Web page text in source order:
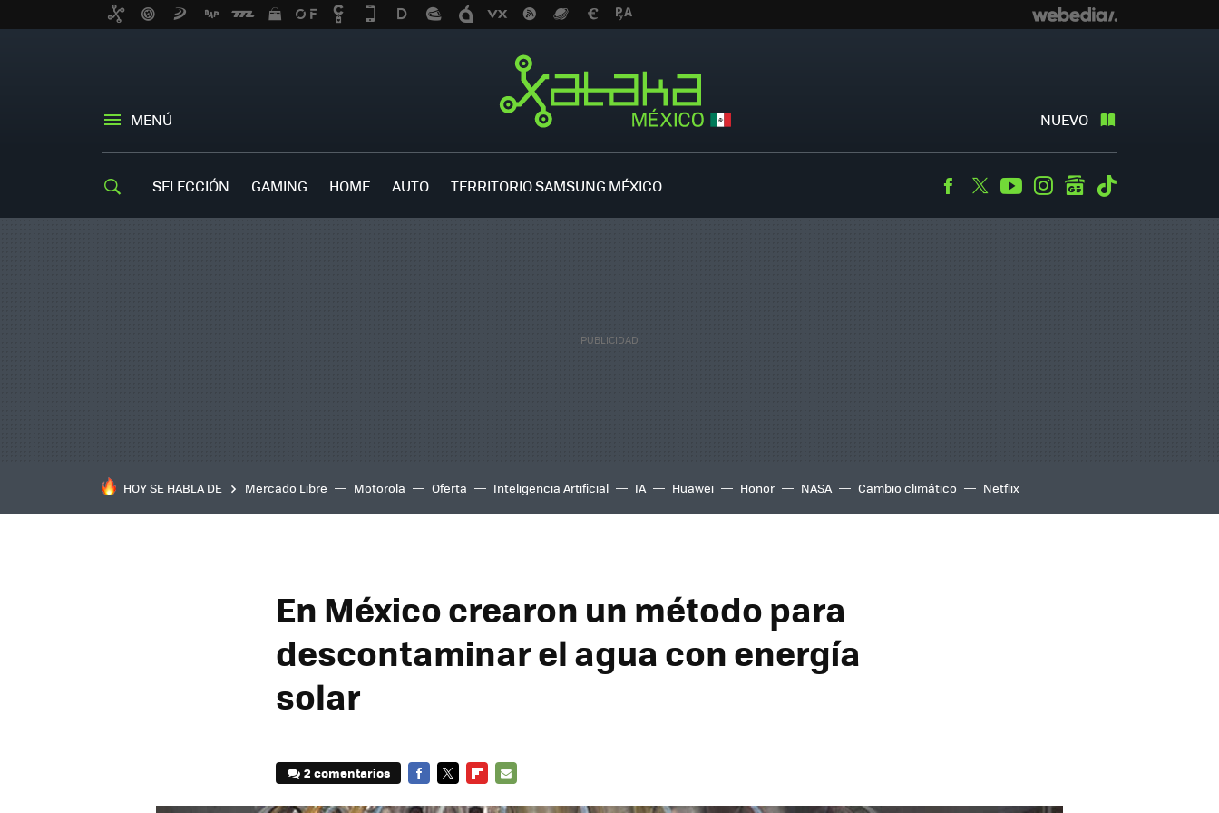
MENÚ NUEVO
SELECCIÓN GAMING HOME AUTO TERRITORIO SAMSUNG MÉXICO Facebook
TwitterYoutubeInstagramgooglenews
HOY SE HABLA DE Mercado Libre Motorola Oferta Inteligencia Artificial IA Huawei Honor NASA Cambio climático Netflix
En México crearon un método para
descontaminar el agua con energía
solar
2 comentarios